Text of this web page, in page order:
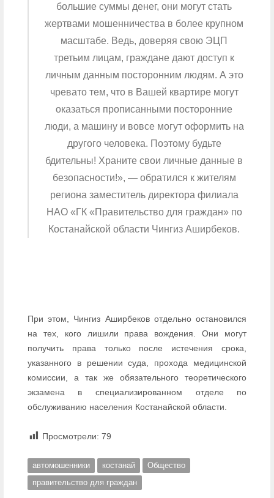
большие суммы денег, они могут стать
жертвами мошенничества в более крупном
масштабе. Ведь, доверяя свою ЭЦП
третьим лицам, граждане дают доступ к
личным данным посторонним людям. А это
чревато тем, что в Вашей квартире могут
оказаться прописанными посторонние
люди, а машину и вовсе могут оформить на
другого человека. Поэтому будьте
бдительны! Храните свои личные данные в
безопасности!», — обратился к жителям
региона заместитель директора филиала
НАО «ГК «Правительство для граждан» по
Костанайской области Чингиз Аширбеков.
При этом, Чингиз Аширбеков отдельно остановился
на тех, кого лишили права вождения. Они могут
получить права только после истечения срока,
указанного в решении суда, прохода медицинской
комиссии, а так же обязательного теоретического
экзамена в специализированном отделе по
обслуживанию населения Костанайской области.
Просмотрели: 79
автомошенники костанай
Общество
правительство для граждан